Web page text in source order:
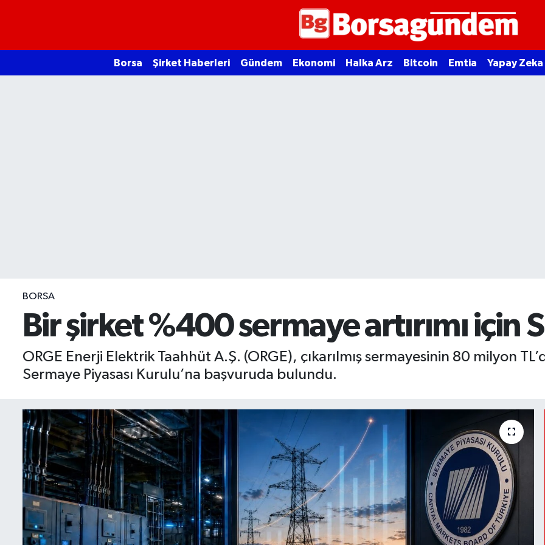
Borsa Şirket Haberleri Gündem Ekonomi Halka Arz Bitcoin Emtia Yapay Zeka
BORSA
Bir şirket %400 sermaye artırımı için
ORGE Enerji Elektrik Taahhüt A.Ş. (ORGE), çıkarılmış sermayesinin 80 milyon
Sermaye Piyasası Kurulu’na başvuruda bulundu.
Ekonomi
BIST 100 Isı Haritası
Coin Isı Haritası
Ekonomik Takvim
Gizlilik Sözleşmesi
Hakkımızda
İletişim